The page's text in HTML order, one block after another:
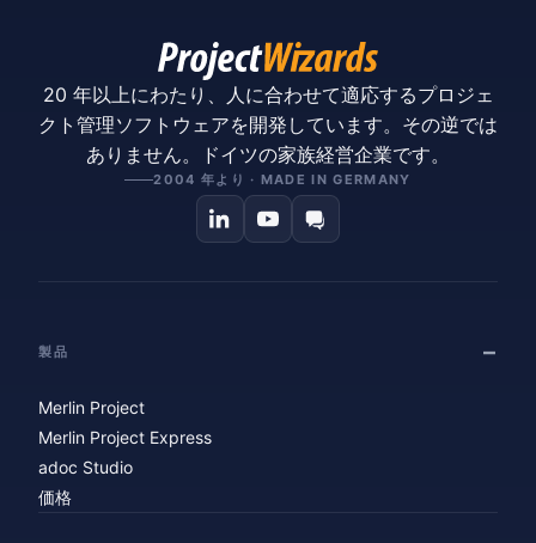
20 年以上にわたり、人に合わせて適応するプロジェ
クト管理ソフトウェアを開発しています。その逆では
ありません。ドイツの家族経営企業です。
2004 年より · MADE IN GERMANY
製品
Merlin Project
Merlin Project Express
adoc Studio
価格